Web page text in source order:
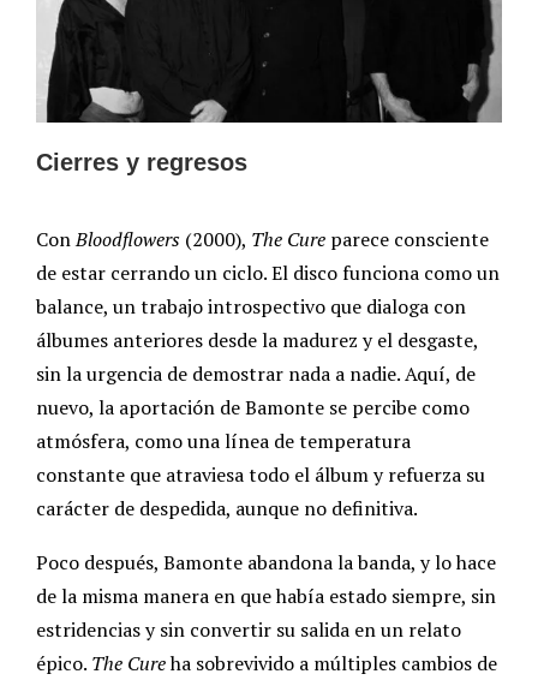
Cierres y regresos
ConBloodflowers (2000), The Cure parece consciente
de estar cerrando un ciclo. El disco funciona como un
balance, un trabajo introspectivo que dialoga con
álbumes anteriores desde la madurez y el desgaste,
sin la urgencia de demostrar nada a nadie. Aquí, de
nuevo, la aportación de Bamonte se percibe como
atmósfera, como una línea de temperatura
constante que atraviesa todo el álbum y refuerza su
carácter de despedida, aunque no definitiva.
Poco después, Bamonte abandona la banda, y lo hace
de la misma manera en que había estado siempre, sin
estridencias y sin convertir su salida en un relato
épico. The Cureha sobrevivido a múltiples cambios de